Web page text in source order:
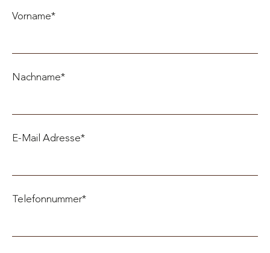
Vorname*
Nachname*
E-Mail Adresse*
Telefonnummer*